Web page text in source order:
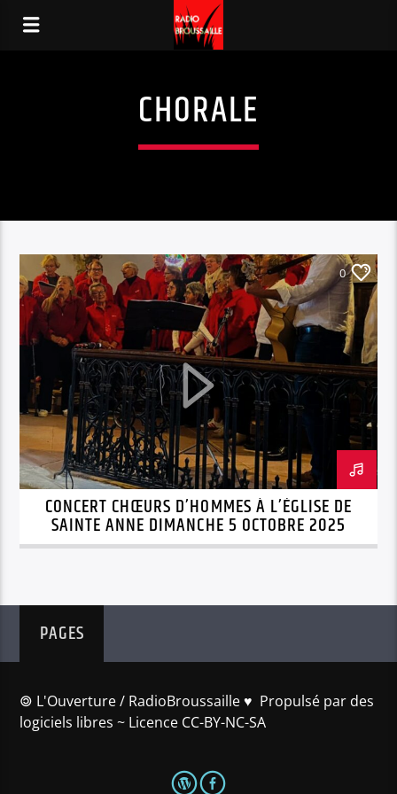
CHORALE
0
CONCERT CHŒURS D’HOMMES À L’ÉGLISE DE
SAINTE ANNE DIMANCHE 5 OCTOBRE 2025
PAGES
🄯 L'Ouverture / RadioBroussaille ♥️ Propulsé par des
logiciels libres ~ Licence CC-BY-NC-SA